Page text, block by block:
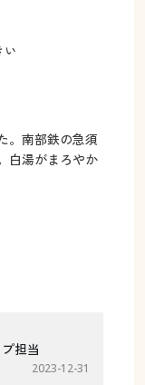
い
。南部鉄の急須
白湯がまろやか
担当
2023-12-31